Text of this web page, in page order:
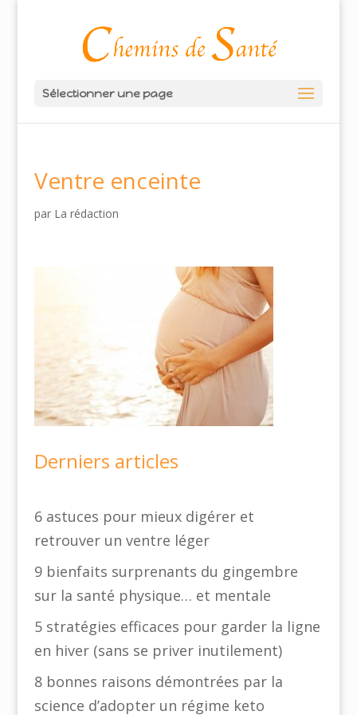
Sélectionner une page
Ventre enceinte
par La rédaction
Derniers articles
6 astuces pour mieux digérer et
retrouver un ventre léger
9 bienfaits surprenants du gingembre
sur la santé physique… et mentale
5 stratégies efficaces pour garder la ligne
en hiver (sans se priver inutilement)
8 bonnes raisons démontrées par la
science d’adopter un régime keto